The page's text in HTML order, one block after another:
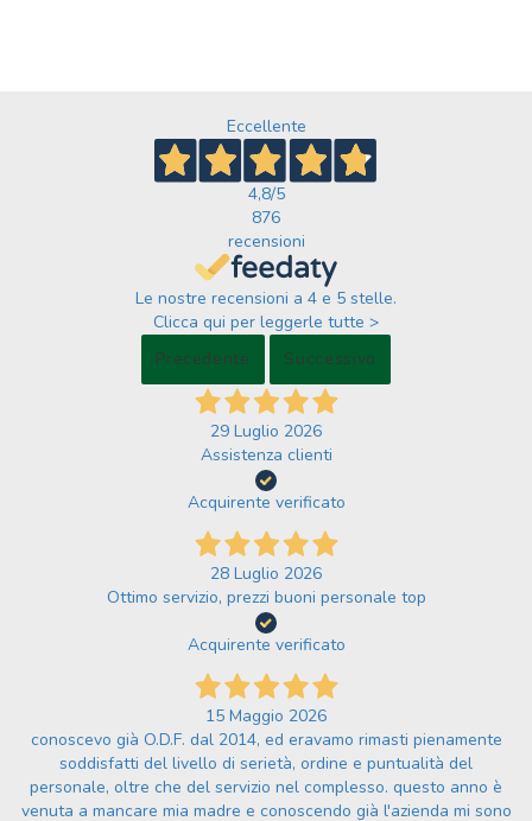
Eccellente
4,8/5
876
recensioni
Le nostre recensioni a 4 e 5 stelle.
Clicca qui per leggerle tutte >
Precedente
Successivo
29 Luglio 2026
Assistenza clienti
Acquirente verificato
28 Luglio 2026
Ottimo servizio, prezzi buoni personale top
Acquirente verificato
15 Maggio 2026
conoscevo già O.D.F. dal 2014, ed eravamo rimasti pienamente
soddisfatti del livello di serietà, ordine e puntualità del
personale, oltre che del servizio nel complesso. questo anno è
venuta a mancare mia madre e conoscendo già l'azienda mi sono